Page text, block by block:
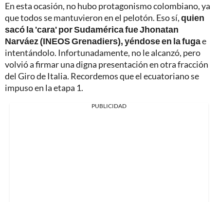
En esta ocasión, no hubo protagonismo colombiano, ya
que todos se mantuvieron en el pelotón. Eso sí,quien
sacó la 'cara' por Sudamérica fue Jhonatan
Narváez (INEOS Grenadiers), yéndose en la fugae
intentándolo. Infortunadamente, no le alcanzó, pero
volvió a firmar una digna presentación en otra fracción
del Giro de Italia. Recordemos que el ecuatoriano se
impuso en la etapa 1.
PUBLICIDAD